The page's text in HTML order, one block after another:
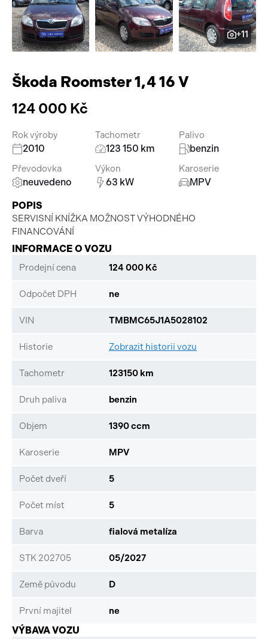
Pracovní stroje
Náhradní díly
Auto a život
Videa
+11
Škoda Roomster 1,4 16 V
124 000 Kč
Rok výroby
2010
Tachometr
123 150 km
Palivo
benzin
Převodovka
neuvedeno
Výkon
63 kW
Karoserie
MPV
POPIS
SERVISNÍ KNÍŽKA MOŽNOST VÝHODNÉHO
FINANCOVÁNÍ
INFORMACE O VOZU
Prodejní cena 124 000 Kč
Odpočet DPH ne
VIN TMBMC65J1A5028102
Historie Zobrazit historii vozu
Tachometr 123150 km
Druh paliva benzin
Objem 1390 ccm
Karoserie MPV
Počet dveří 5
Počet míst 5
Barva fialová metalíza
STK 202705 05/2027
Země původu D
První majitel ne
VÝBAVA VOZU